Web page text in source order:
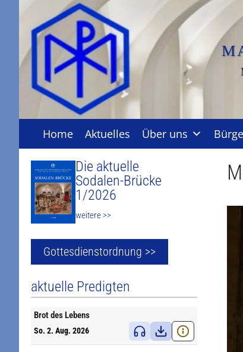
springen
Home Aktuelles Über uns
Die aktuelle
Sodalen-Brücke
1/2026
weitere >>
Gottesdienstordnung >>
aktuelle Predigten
Brot des Lebens
So. 2. Aug. 2026